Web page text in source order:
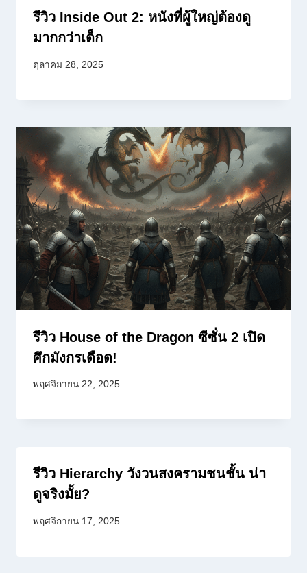
รีวิว Inside Out 2: หนังที่ผู้ใหญ่ต้องดู
มากกว่าเด็ก
ตุลาคม 28, 2025
รีวิว House of the Dragon ซีซั่น 2 เปิด
ศึกมังกรเดือด!
พฤศจิกายน 22, 2025
รีวิว Hierarchy วังวนสงครามชนชั้น น่า
ดูจริงมั้ย?
พฤศจิกายน 17, 2025